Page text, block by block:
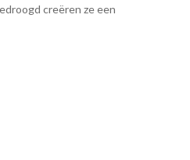
creëren ze een